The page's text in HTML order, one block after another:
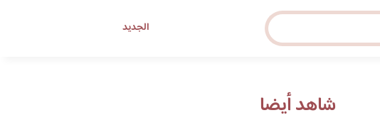
الجديد
شاهد أيضا